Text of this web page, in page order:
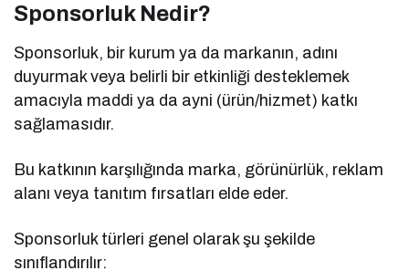
Sponsorluk Nedir?
Sponsorluk, bir kurum ya da markanın, adını
duyurmak veya belirli bir etkinliği desteklemek
amacıyla maddi ya da ayni (ürün/hizmet) katkı
sağlamasıdır.
Bu katkının karşılığında marka, görünürlük, reklam
alanı veya tanıtım fırsatları elde eder.
Sponsorluk türleri genel olarak şu şekilde
sınıflandırılır: